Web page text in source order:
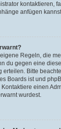
kontaktieren,
anfügen
Regeln, die
du gegen eine
erteilen. Bitte
Boards ist und
einen
wurdest.